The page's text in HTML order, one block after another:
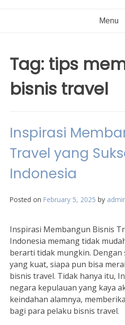
Menu
Tag: tips
bisnis travel
Inspirasi
Travel yang
Indonesia
Posted on February 5, 2025 by
Inspirasi Membangun Bisnis
Indonesia memang tidak
berarti tidak mungkin. Dengan
yang kuat, siapa pun bisa
bisnis travel. Tidak hanya itu,
negara kepulauan yang kaya
keindahan alamnya,
bagi para pelaku bisnis travel.